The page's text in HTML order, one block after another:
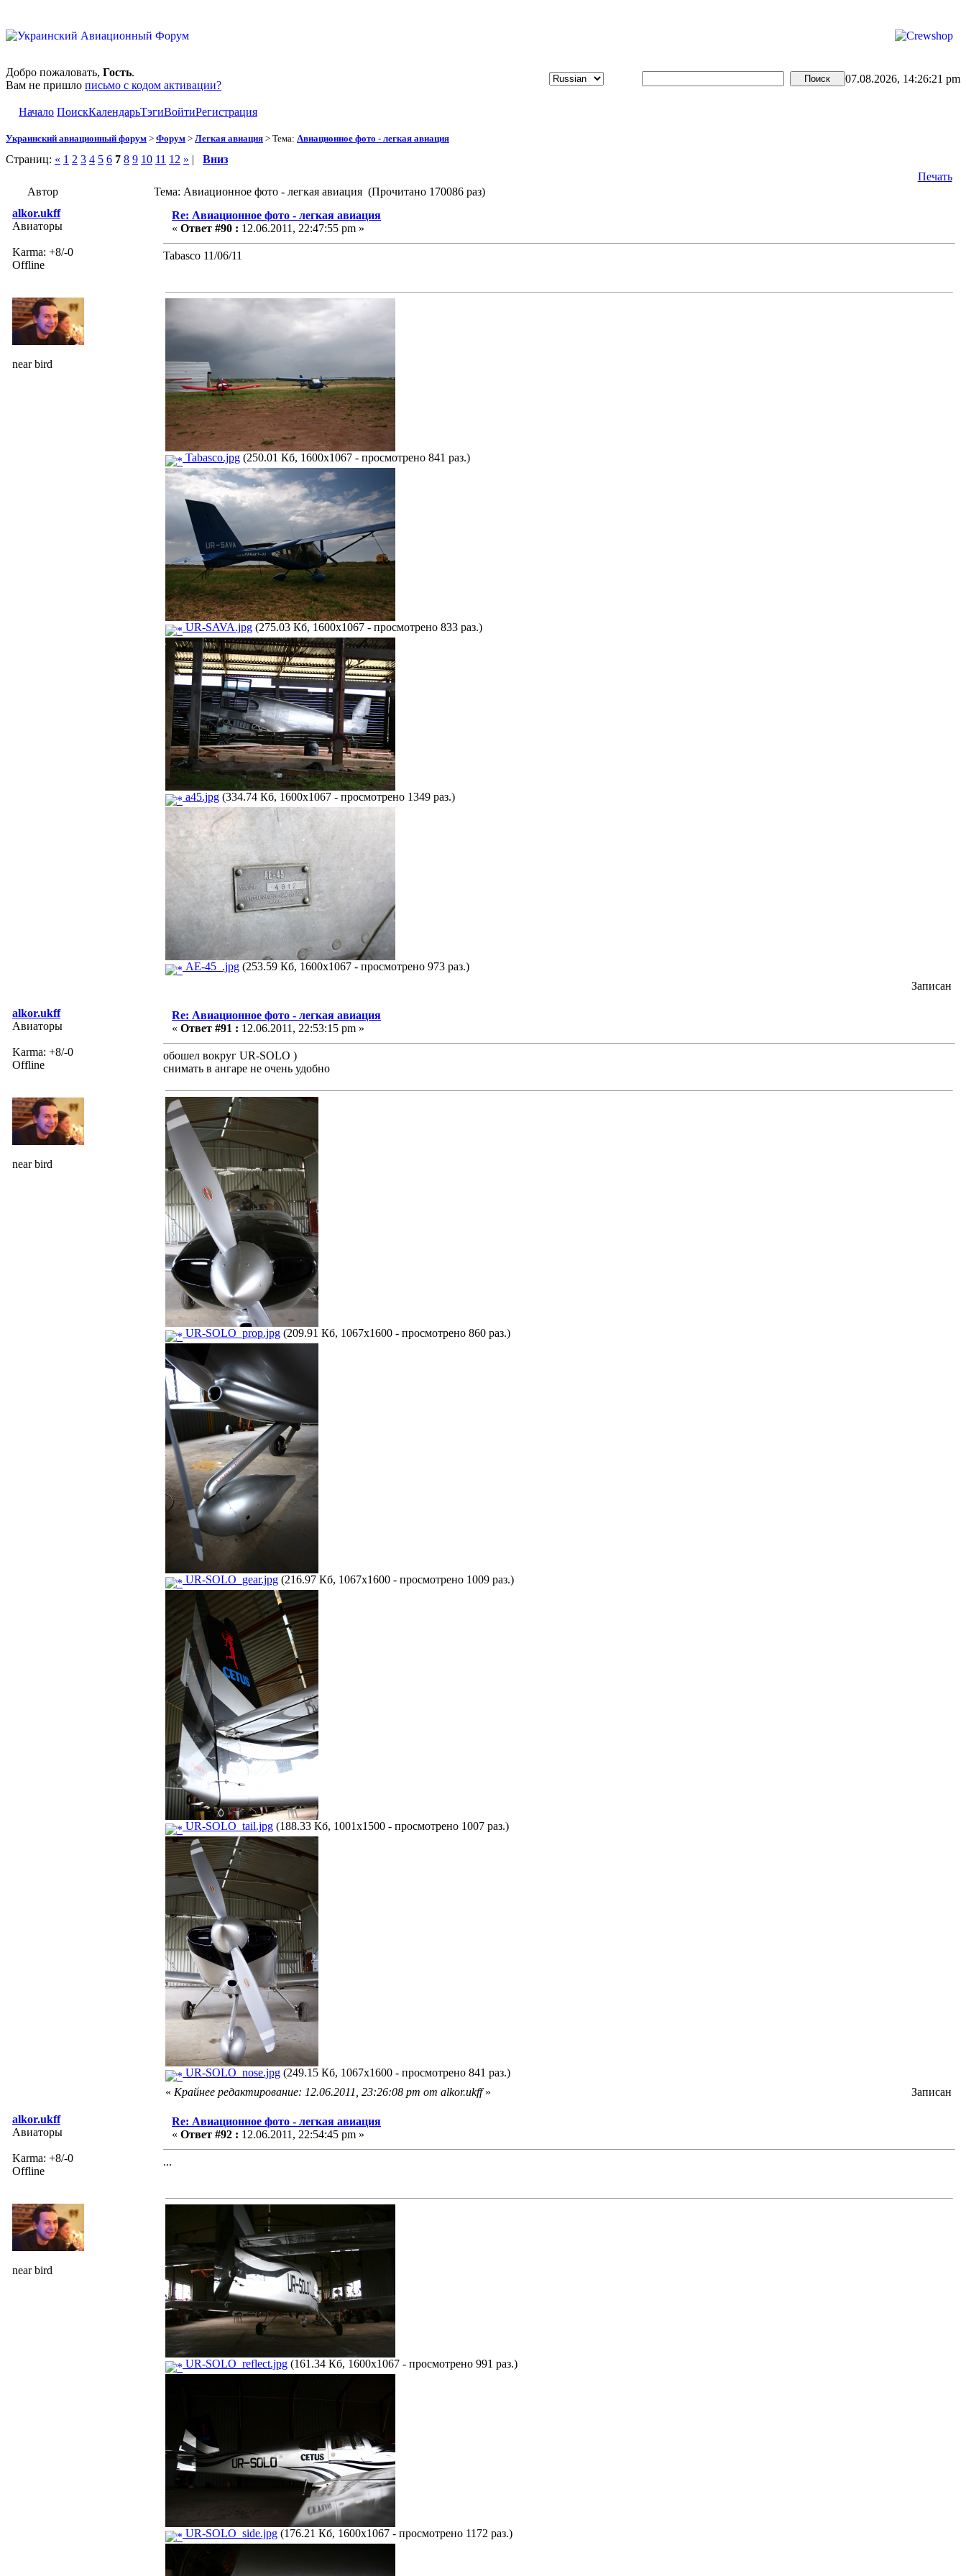
Добро пожаловать, Гость.
Вам не пришло письмо с кодом активации?
07.08.2026, 14:26:21 pm
Начало ПоискКалендарьТэгиВойтиРегистрация
Украинский авиационный форум > Форум > Легкая авиация > Тема: Авиационное фото - легкая авиация
Страниц: « 1 2 3 4 5 6 7 8 9 10 11 12 » | Вниз
Печать
Автор
Тема: Авиационное фото - легкая авиация (Прочитано 170086 раз)
alkor.ukff
Авиаторы
Karma: +8/-0
Offline
near bird
Re: Авиационное фото - легкая авиация
« Ответ #90 : 12.06.2011, 22:47:55 pm »
Tabasco 11/06/11
Tabasco.jpg (250.01 Кб, 1600x1067 - просмотрено 841 раз.)
UR-SAVA.jpg (275.03 Кб, 1600x1067 - просмотрено 833 раз.)
a45.jpg (334.74 Кб, 1600x1067 - просмотрено 1349 раз.)
AE-45_.jpg (253.59 Кб, 1600x1067 - просмотрено 973 раз.)
Записан
alkor.ukff
Авиаторы
Karma: +8/-0
Offline
near bird
Re: Авиационное фото - легкая авиация
« Ответ #91 : 12.06.2011, 22:53:15 pm »
обошел вокруг UR-SOLO )
снимать в ангаре не очень удобно
UR-SOLO_prop.jpg (209.91 Кб, 1067x1600 - просмотрено 860 раз.)
UR-SOLO_gear.jpg (216.97 Кб, 1067x1600 - просмотрено 1009 раз.)
UR-SOLO_tail.jpg (188.33 Кб, 1001x1500 - просмотрено 1007 раз.)
UR-SOLO_nose.jpg (249.15 Кб, 1067x1600 - просмотрено 841 раз.)
« Крайнее редактирование: 12.06.2011, 23:26:08 pm от alkor.ukff» Записан
alkor.ukff
Авиаторы
Karma: +8/-0
Offline
near bird
Re: Авиационное фото - легкая авиация
« Ответ #92 : 12.06.2011, 22:54:45 pm »
...
UR-SOLO_reflect.jpg (161.34 Кб, 1600x1067 - просмотрено 991 раз.)
UR-SOLO_side.jpg (176.21 Кб, 1600x1067 - просмотрено 1172 раз.)